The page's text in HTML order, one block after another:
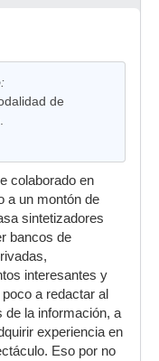
de
colaborado en
a un montón de
sintetizadores
bancos de
interesantes y
a redactar al
de la información, a
experiencia en
Eso por no